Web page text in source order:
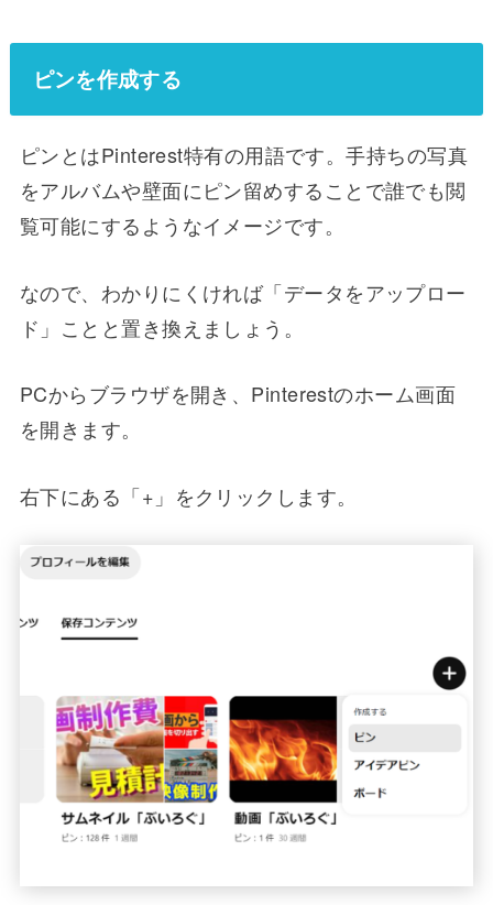
ピンを作成する
ピンとはPinterest特有の用語です。手持ちの写真
をアルバムや壁面にピン留めすることで誰でも閲
覧可能にするようなイメージです。
なので、わかりにくければ「データをアップロー
ド」ことと置き換えましょう。
PCからブラウザを開き、Pinterestのホーム画面
を開きます。
右下にある「+」をクリックします。